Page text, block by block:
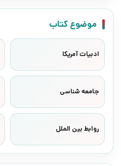
موضوع کتاب
ادبیات آمریکا
جامعه شناسی
روابط بین الملل